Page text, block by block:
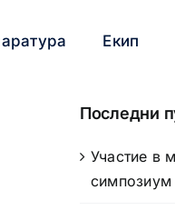
Екип
Последни
Участие в
симпозиум